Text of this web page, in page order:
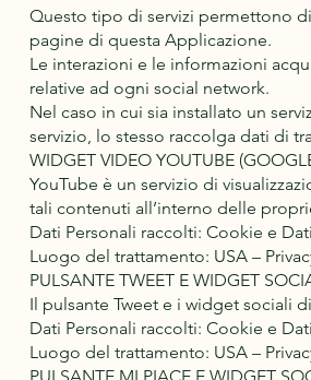
Questo tipo di servizi permettono
pagine di questa Applicazione.
Le interazioni e le informazioni
relative ad ogni social network.
Nel caso in cui sia installato un
servizio, lo stesso raccolga dati di
WIDGET VIDEO YOUTUBE
YouTube è un servizio di
tali contenuti all’interno delle
Dati Personali raccolti: Cookie e
Luogo del trattamento: USA –
PULSANTE TWEET E WIDGET
Il pulsante Tweet e i widget sociali
Dati Personali raccolti: Cookie e
Luogo del trattamento: USA –